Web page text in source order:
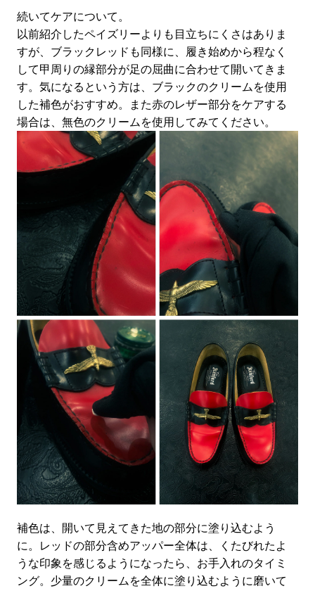
続いてケアについて。
以前紹介したペイズリーよりも目立ちにくさはありま
すが、ブラックレッドも同様に、履き始めから程なく
して甲周りの縁部分が足の屈曲に合わせて開いてきま
す。気になるという方は、ブラックのクリームを使用
した補色がおすすめ。また赤のレザー部分をケアする
場合は、無色のクリームを使用してみてください。
補色は、開いて見えてきた地の部分に塗り込むよう
に。レッドの部分含めアッパー全体は、くたびれたよ
うな印象を感じるようになったら、お手入れのタイミ
ング。少量のクリームを全体に塗り込むように磨いて